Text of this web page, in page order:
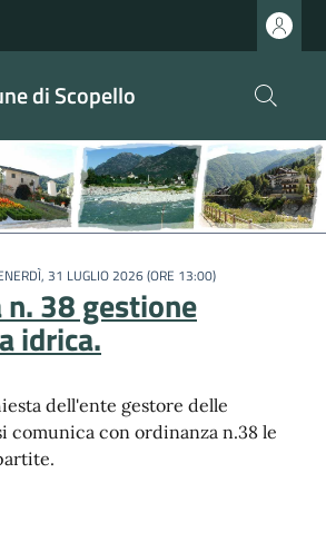
di Scopello
31 LUGLIO 2026 (ORE 13:00)
n. 38 gestione
idrica.
dell'ente gestore delle
comunica con ordinanza n.38 le